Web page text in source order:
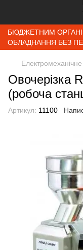
БЮДЖЕТНИМ
ОБЛАДНАННЯ БЕЗ
Овочерізка
(робоча
Артикул: 11100